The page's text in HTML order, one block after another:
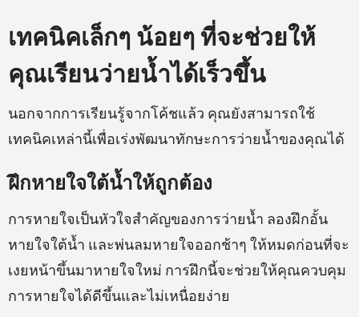
เทคนิคเล็กๆ น้อยๆ ที่จะช่วยให้
คุณเรียนว่ายน้ำได้เร็วขึ้น
นอกจากการเรียนรู้จากโค้ชแล้ว คุณยังสามารถใช้
เทคนิคเหล่านี้เพื่อเร่งพัฒนาทักษะการว่ายน้ำของคุณได้
ฝึกหายใจใต้น้ำให้ถูกต้อง
การหายใจเป็นหัวใจสำคัญของการว่ายน้ำ ลองฝึกอั้น
หายใจใต้น้ำ และพ่นลมหายใจออกช้าๆ ให้หมดก่อนที่จะ
เงยหน้าขึ้นมาหายใจใหม่ การฝึกนี้จะช่วยให้คุณควบคุม
การหายใจได้ดีขึ้นและไม่เหนื่อยง่าย